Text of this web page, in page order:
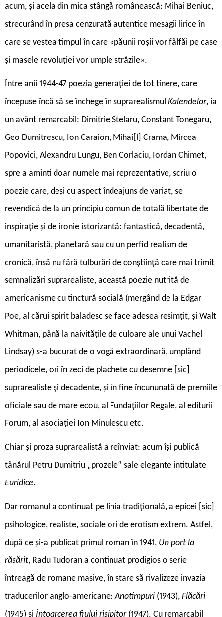
acum, și acela din mica stângă românească: Mihai Beniuc,
strecurând în presa cenzurată autentice mesagii lirice în
care se vestea timpul în care «păunii roșii vor fâlfăi pe case
și masele revoluției vor umple străzile».
Între anii 1944-47 poezia generației de tot tinere, care
începuse încă să se închege în suprarealismul Kalendelor, ia
un avânt remarcabil: Dimitrie Stelaru, Constant Tonegaru,
Geo Dumitrescu, Ion Caraion, Mihai[l] Crama, Mircea
Popovici, Alexandru Lungu, Ben Corlaciu, Iordan Chimet,
spre a aminti doar numele mai reprezentative, scriu o
poezie care, deși cu aspect îndeajuns de variat, se
revendică de la un principiu comun de totală libertate de
inspirație și de ironie istorizantă: fantastică, decadentă,
umanitaristă, planetară sau cu un perfid realism de
cronică, însă nu fără tulburări de conștiință care mai trimit
semnalizări suprarealiste, această poezie nutrită de
americanisme cu tinctură socială (mergând de la Edgar
Poe, al cărui spirit baladesc se face adesea resimțit, și Walt
Whitman, până la naivitățile de culoare ale unui Vachel
Lindsay) s-a bucurat de o vogă extraordinară, umplând
periodicele, ori în zeci de plachete cu desemne [sic]
suprarealiste și decadente, și în fine încununată de premiile
oficiale sau de mare ecou, al Fundațiilor Regale, al editurii
Forum, al asociației Ion Minulescu etc.
Chiar și proza suprarealistă a reînviat: acum își publică
tânărul Petru Dumitriu „prozele“ sale elegante intitulate
Euridice.
Dar romanul a continuat pe linia tradițională, a epicei [sic]
psihologice, realiste, sociale ori de erotism extrem. Astfel,
după ce și-a publicat primul roman în 1941, Un port la
răsărit, Radu Tudoran a continuat prodigios o serie
întreagă de romane masive, în stare să rivalizeze invazia
traducerilor anglo-americane:Anotimpuri (1943), Flăcări
(1945) și Întoarcerea fiului risipitor (1947). Cu remarcabil